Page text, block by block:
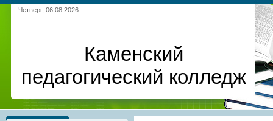
Четверг, 06.08.2026
Каменский
педагогический колледж